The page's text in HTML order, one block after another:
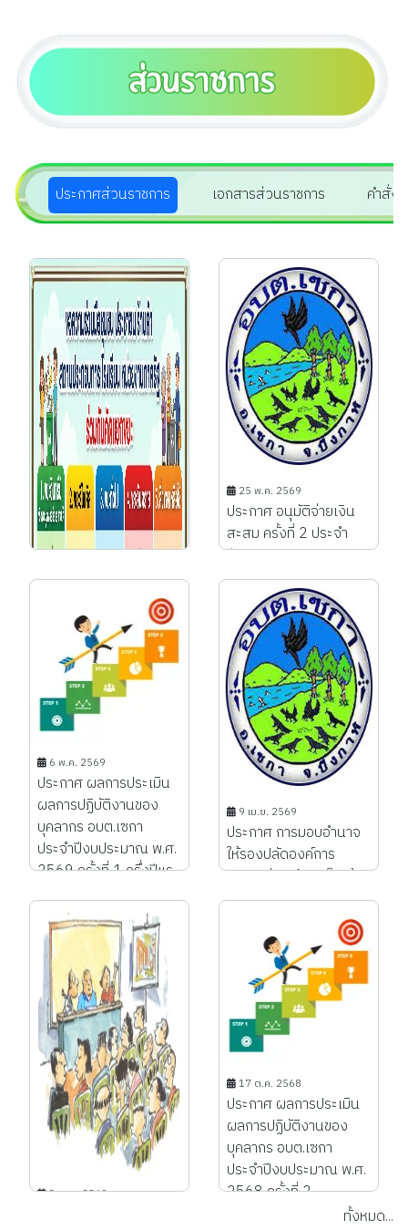
สร้างความรู้ความเข้าใจ
เพื่อป้องกันการหลอกลวง
(Scammer)...
30 มิ.ย. 2569
แสดงความยินดี เนื่องใน
โอกาสเลื่อนวิทยฐานะ
"นางชุลีพร พรหมดมภ์"...
29 มิ.ย. 2569
เลือกตั้งกรรมการประกัน
ประกาศส่วนราชการ
เอกสารส่วนราชการ คำสั่ง
29 มิ.ย. 2569
ประกาศ ขอความร่วมมือ
คัดแยกขยะมูลฝอย
ต้นทางก่อนนำลงถัง
ขยะ...
25 พ.ค. 2569
ประกาศ อนุมัติจ่ายเงิน
สะสม ครั้งที่ 2 ประจำ
ปีงบประมาณ พ.ศ.
2569...
6 พ.ค. 2569
ประกาศ ผลการประเมิน
ผลการปฏิบัติงานของ
บุคลากร อบต.เซกา
ประจำปีงบประมาณ พ.ศ.
2569 ครั้งที่ 1 ครึ่งปีแร...
9 เม.ย. 2569
ประกาศ การมอบอำนาจ
ให้รองปลัดองค์การ
บริหารส่วนตำบลเป็นผู้
ช่วยและปฎิบัติราชการ
แทนปลัดองค์การบริหาร
3 เม.ย. 2569
17 ต.ค. 2568
ประกาศ ผลการประเมิน
ผลการปฏิบัติงานของ
บุคลากร อบต.เซกา
ประจำปีงบประมาณ พ.ศ.
2568 ครั้งที่ 2...
ทั้งหมด...